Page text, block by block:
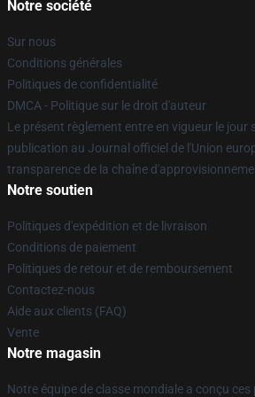
Notre société
Sur nous
Conditions générales
Politiques de confidentialité
DMCA - Politique sur le droit d'auteur
Le présent règlement entre en vigueur le jour
publication au Journal officiel de l'Union
transparence de la chaîne
Notre soutien
Politiques d'expédition et de livraison
Conditions de paiement
Politiques de retour et de remboursement
Contactez-nous
Aide aux clients (FAQ)
Vente
Notre magasin
Notre équipe de classe mondiale a conçu